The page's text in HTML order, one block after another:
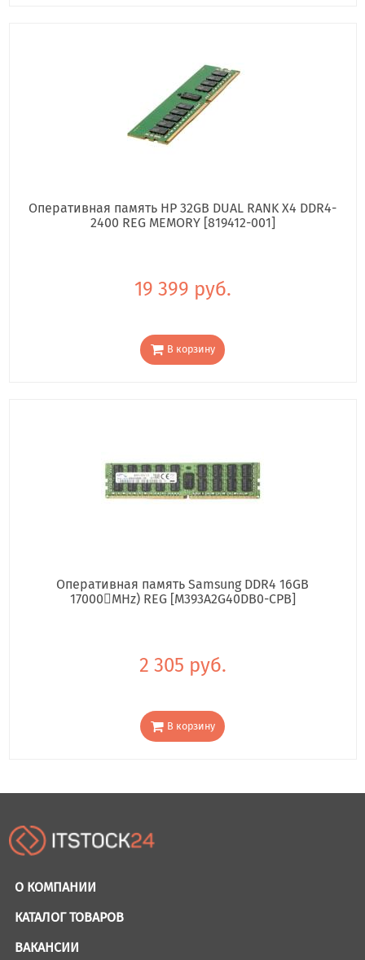
Оперативная память HP 32GB DUAL RANK X4 DDR4-
2400 REG MEMORY [819412-001]
19 399 руб.
В корзину
Оперативная память Samsung DDR4 16GB
17000񢋕MHz) REG [M393A2G40DB0-CPB]
2 305 руб.
В корзину
О КОМПАНИИ
КАТАЛОГ ТОВАРОВ
ВАКАНСИИ